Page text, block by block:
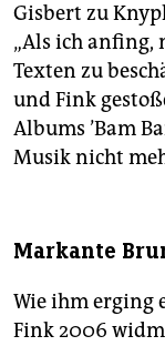
Gisbert zu
„Als ich anfing,
Texten zu
und Fink
Albums ’Bam
Musik nicht
Markante
Wie ihm erging
Fink 2006